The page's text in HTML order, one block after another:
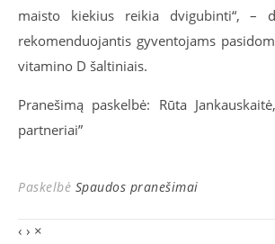
maisto kiekius reikia dvigubinti“, –
rekomenduojantis gyventojams
vitamino D šaltiniais.
Pranešimą paskelbė: Rūta
partneriai”
Paskelbė Spaudos pranešimai
‹ › ×